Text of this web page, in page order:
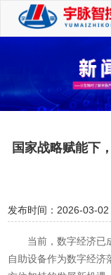
国家战略赋能下
发布时间：2026-
当前，数字经济已
自助设备作为数字经济